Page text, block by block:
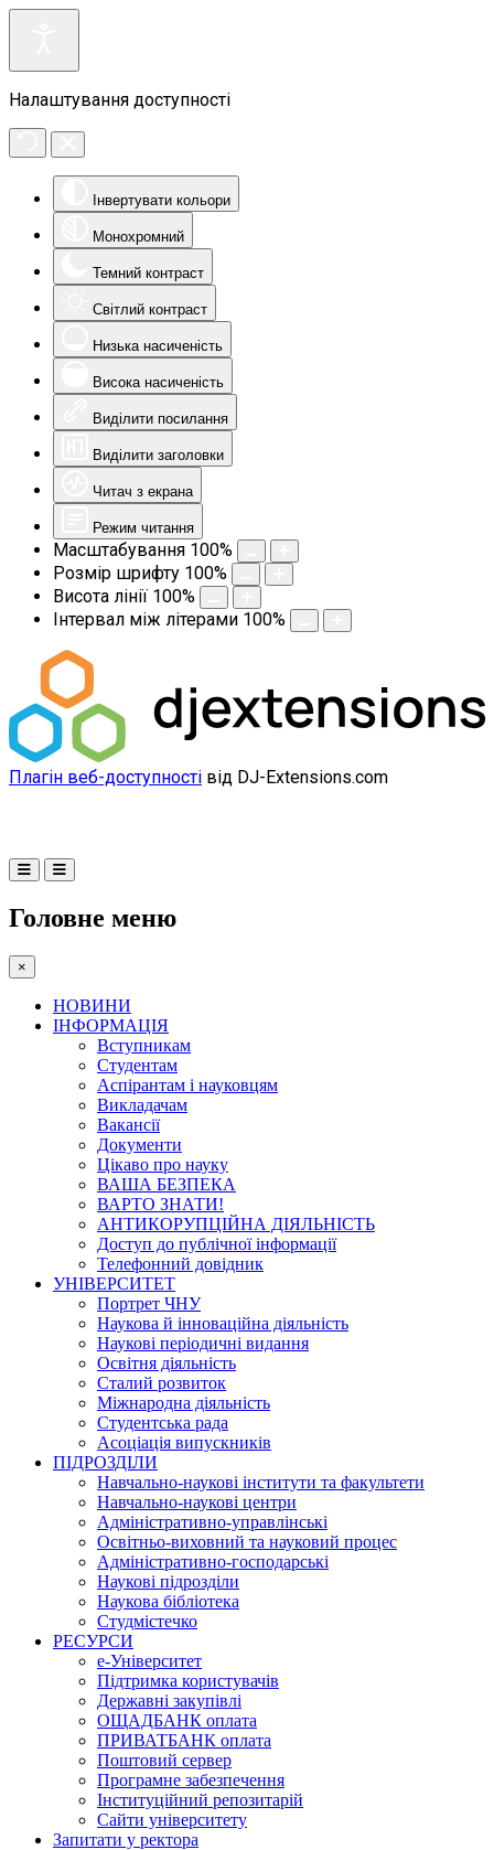
Налаштування доступності
Інвертувати кольори
Монохромний
Темний контраст
Світлий контраст
Низька насиченість
Висока насиченість
Виділити посилання
Виділити заголовки
Читач з екрана
Режим читання
Масштабування 100%
Розмір шрифту 100%
Висота лінії 100%
Інтервал між літерами 100%
Плагін веб-доступності від DJ-Extensions.com
Головне меню
×
НОВИНИ
ІНФОРМАЦІЯ
Вступникам
Студентам
Аспірантам і науковцям
Викладачам
Вакансії
Документи
Цікаво про науку
ВАША БЕЗПЕКА
ВАРТО ЗНАТИ!
АНТИКОРУПЦІЙНА ДІЯЛЬНІСТЬ
Доступ до публічної інформації
Телефонний довідник
УНІВЕРСИТЕТ
Портрет ЧНУ
Наукова й інноваційна діяльність
Наукові періодичні видання
Освітня діяльність
Сталий розвиток
Міжнародна діяльність
Студентська рада
Асоціація випускників
ПІДРОЗДІЛИ
Навчально-наукові інститути та факультети
Навчально-наукові центри
Адміністративно-управлінські
Освітньо-виховний та науковий процес
Адміністративно-господарські
Наукові підрозділи
Наукова бібліотека
Студмістечко
РЕСУРСИ
е-Університет
Підтримка користувачів
Державні закупівлі
ОЩАДБАНК оплата
ПРИВАТБАНК оплата
Поштовий сервер
Програмне забезпечення
Інституційний репозитарій
Сайти університету
Запитати у ректора